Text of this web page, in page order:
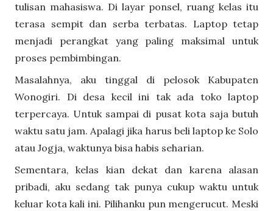
tulisan mahasiswa. Di layar ponsel, ruang kelas itu
terasa sempit dan serba terbatas. Laptop tetap
menjadi perangkat yang paling maksimal untuk
proses pembimbingan.
Masalahnya, aku tinggal di pelosok Kabupaten
Wonogiri. Di desa kecil ini tak ada toko laptop
terpercaya. Untuk sampai di pusat kota saja butuh
waktu satu jam. Apalagi jika harus beli laptop ke Solo
atau Jogja, waktunya bisa habis seharian.
Sementara, kelas kian dekat dan karena alasan
pribadi, aku sedang tak punya cukup waktu untuk
keluar kota kali ini. Pilihanku pun mengerucut. Meski